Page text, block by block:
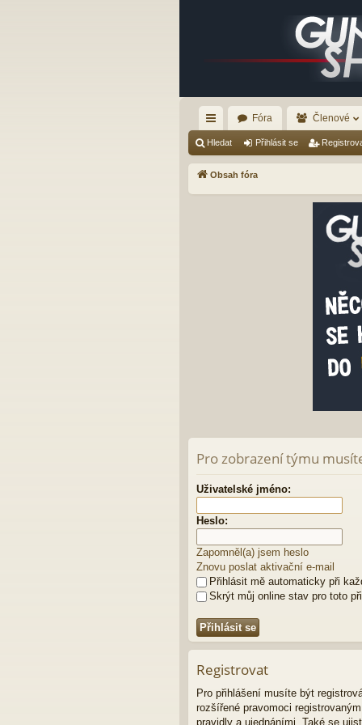
yc
hl
Fóra Členové
Hledat Přihlásit se
Obsah fóra
Pro zobrazení týmu
Uživatelské jméno:
Heslo:
Zapomněl(a) jsem heslo
Znovu poslat aktivační e-mail
Přihlásit mě automaticky při
Skrýt můj online stav pro toto
Registrovat
Pro přihlášení musíte být
rozšířené pravomoci
pravidly a ujednáními. Také se